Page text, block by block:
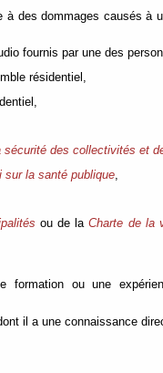
à des dommages causés à
fournis par une des
résidentiel,
des collectivités et
sur la santé publique,
ou de laCharte de la
ou une
il a une connaissance